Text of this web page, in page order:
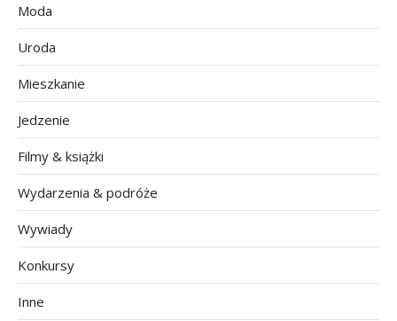
Moda
Uroda
Mieszkanie
Jedzenie
Filmy & książki
Wydarzenia & podróże
Wywiady
Konkursy
Inne